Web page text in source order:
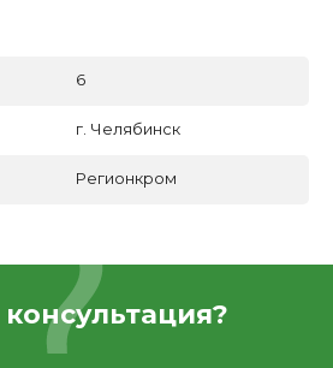
6
г. Челябинск
Регионкром